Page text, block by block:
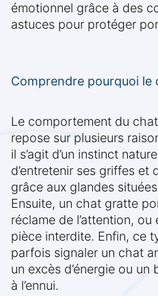
émotionnel grâce à des
astuces pour protéger
Comprendre pourquoi
Le comportement du
repose sur plusieurs
il s’agit d’un instinct
d’entretenir ses griffes et
grâce aux glandes
Ensuite, un chat gratte
réclame de l’attention, ou
pièce interdite. Enfin, ce
parfois signaler un chat
un excès d’énergie ou un
à l’ennui.